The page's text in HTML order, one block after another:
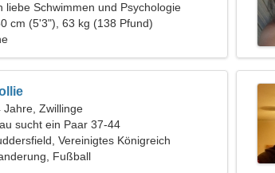
liebe Schwimmen und Psychologie
cm (5'3"), 63 kg (138 Pfund)
Jahre, Zwillinge
sucht ein Paar 37-44
Vereinigtes Königreich
Fußball